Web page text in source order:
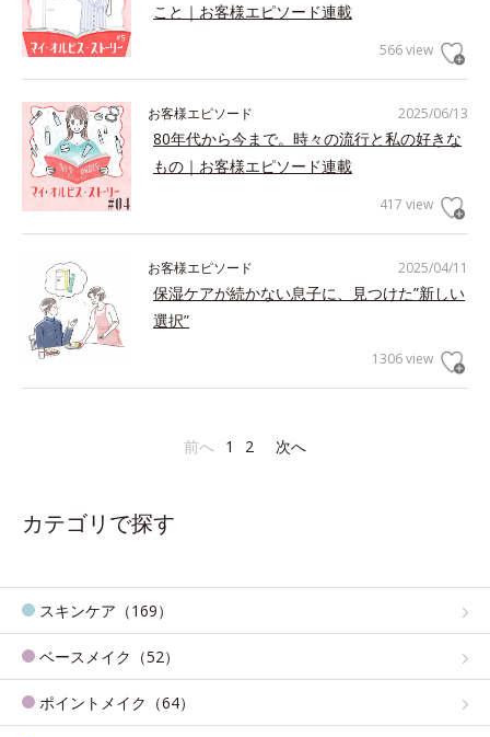
こと｜お客様エピソード連載
566 view
2025/06/13
お客様エピソード
80年代から今まで。時々の流行と私の好きな
もの｜お客様エピソード連載
417 view
2025/04/11
お客様エピソード
保湿ケアが続かない息子に、見つけた”新しい
選択”
1306 view
前へ 1 2 次へ
カテゴリで探す
スキンケア（169）
ベースメイク（52）
ポイントメイク（64）